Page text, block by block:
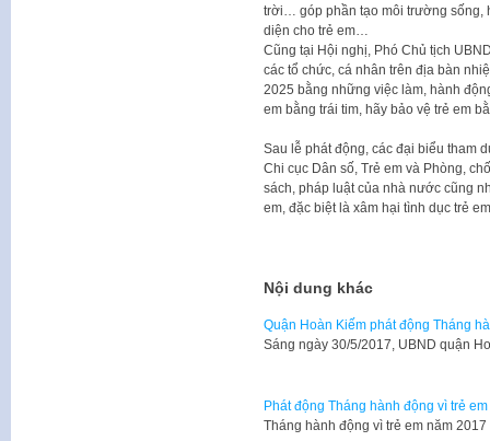
trời… góp phần tạo môi trường sống,
diện cho trẻ em…
Cũng tại Hội nghị, Phó Chủ tịch
các tổ chức, cá nhân trên địa bàn
2025 bằng những việc làm, hành
em bằng trái tim, hãy bảo vệ trẻ em
Sau lễ phát động, các đại biểu tham
Chi cục Dân số, Trẻ em và Phòng,
sách, pháp luật của nhà nước cũng
em, đặc biệt là xâm hại tình dục trẻ
Nội dung khác
Quận Hoàn Kiếm phát động Tháng
Sáng ngày 30/5/2017, UBND quận
Phát động Tháng hành động vì trẻ
Tháng hành động vì trẻ em năm